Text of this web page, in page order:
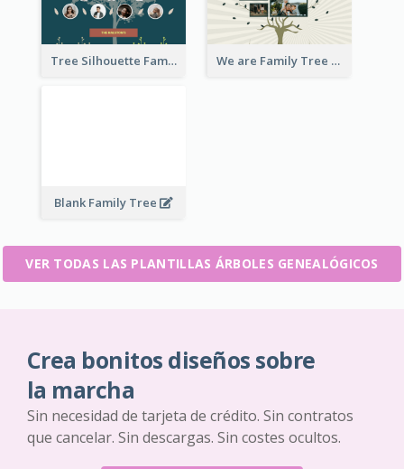
Tree Silhouette Family Tree We are Family Tree
Blank Family Tree
VER TODAS LAS PLANTILLAS ÁRBOLES GENEALÓGICOS
Crea bonitos diseños sobre
la marcha
Sin necesidad de tarjeta de crédito. Sin contratos
que cancelar. Sin descargas. Sin costes ocultos.